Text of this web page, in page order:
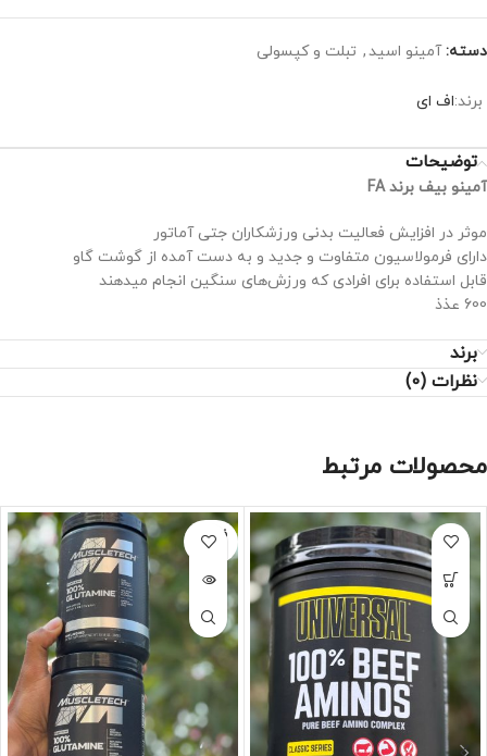
دسته: آمینو اسید, تبلت و کپسولی
برند:اف ای
توضیحات
آمینو بیف برند FA
موثر در افزایش فعالیت بدنی ورزشکاران جتی آماتور
دارای فرمولاسیون متفاوت و جدید و به دست آمده از گوشت گاو
قابل استفاده برای افرادی که ورزش‌های سنگین انجام میدهند
600 عذذ
برند
نظرات (0)
محصولات مرتبط
فروخته
شده